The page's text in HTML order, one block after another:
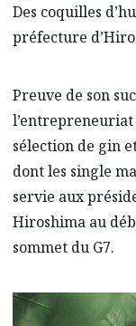
Des coquilles
préfecture
Preuve de son
l’entrepreneuriat
sélection de gin
dont les single
servie aux
Hiroshima au
sommet du G7.